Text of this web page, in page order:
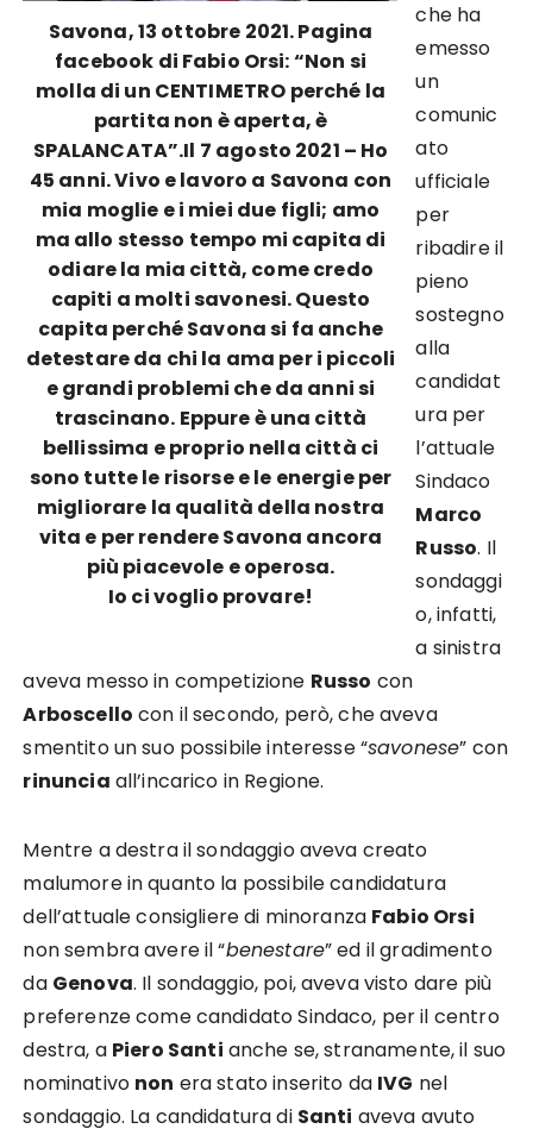
Savona, 13 ottobre 2021. Pagina
facebook di Fabio Orsi: “Non si
molla di un CENTIMETRO perché la
partita non è aperta, è
SPALANCATA”.Il 7 agosto 2021 – Ho
45 anni. Vivo e lavoro a Savona con
mia moglie e i miei due figli; amo
ma allo stesso tempo mi capita di
odiare la mia città, come credo
capiti a molti savonesi. Questo
capita perché Savona si fa anche
detestare da chi la ama per i piccoli
e grandi problemi che da anni si
trascinano. Eppure è una città
bellissima e proprio nella città ci
sono tutte le risorse e le energie per
migliorare la qualità della nostra
vita e per rendere Savona ancora
più piacevole e operosa.
Io ci voglio provare!
che ha
emesso
un
comunic
ato
ufficiale
per
ribadire il
pieno
sostegno
alla
candidat
ura per
l’attuale
Sindaco
Marco
Russo. Il
sondaggi
o, infatti,
a sinistra
aveva messo in competizione Russo con
Arboscello con il secondo, però, che aveva
smentito un suo possibile interesse “savonese” con
rinuncia all’incarico in Regione.
Mentre a destra il sondaggio aveva creato
malumore in quanto la possibile candidatura
dell’attuale consigliere di minoranza Fabio Orsi
non sembra avere il “benestare” ed il gradimento
da Genova. Il sondaggio, poi, aveva visto dare più
preferenze come candidato Sindaco, per il centro
destra, a Piero Santi anche se, stranamente, il suo
nominativo non era stato inserito da IVG nel
sondaggio. La candidatura di Santi aveva avuto